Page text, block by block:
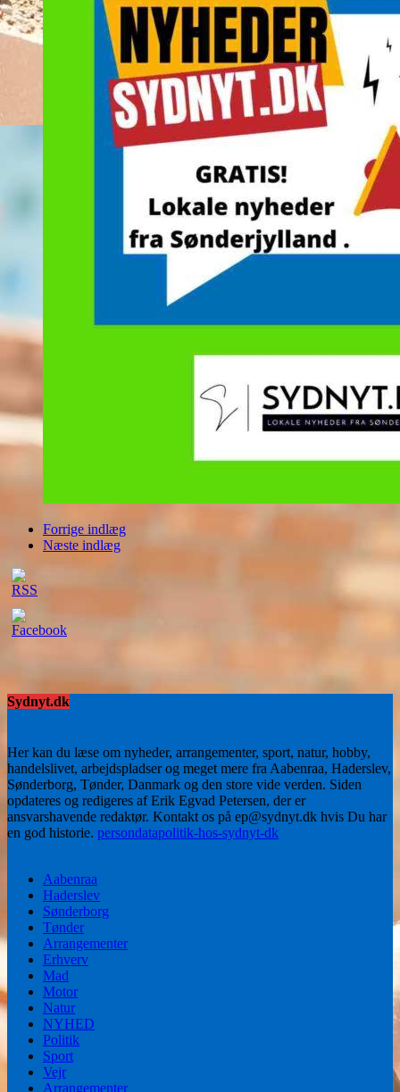
Forrige indlæg
Næste indlæg
Sydnyt.dk
Her kan du læse om nyheder, arrangementer, sport, natur, hobby,
handelslivet, arbejdspladser og meget mere fra Aabenraa, Haderslev,
Sønderborg, Tønder, Danmark og den store vide verden. Siden
opdateres og redigeres af Erik Egvad Petersen, der er
ansvarshavende redaktør. Kontakt os på ep@sydnyt.dk hvis Du har
en god historie. persondatapolitik-hos-sydnyt-dk
Aabenraa
Haderslev
Sønderborg
Tønder
Arrangementer
Erhverv
Mad
Motor
Natur
NYHED
Politik
Sport
Vejr
Arrangementer